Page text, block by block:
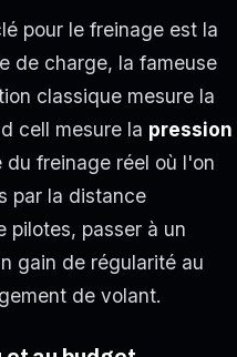
pour le freinage est la
de charge, la fameuse
classique mesure la
cell mesure la pression
freinage réel où l'on
par la distance
pilotes, passer à un
gain de régularité au
de volant.